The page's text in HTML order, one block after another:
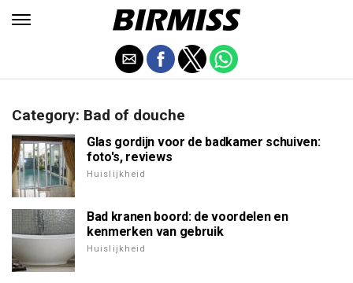
Category: Bad of douche
Glas gordijn voor de badkamer schuiven:
foto's, reviews
Huislijkheid
Bad kranen boord: de voordelen en
kenmerken van gebruik
Huislijkheid